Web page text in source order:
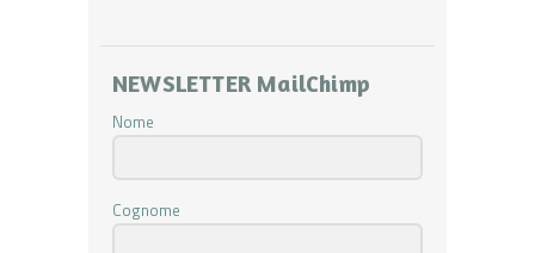
NEWSLETTER MailChimp
Nome
Cognome